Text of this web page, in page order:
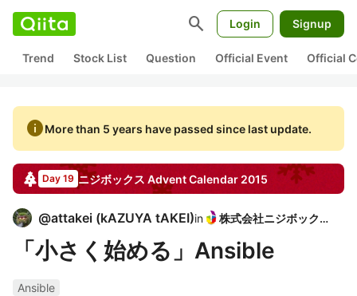
search Login Signup
Trend Stock List Question Official Event Official
infoMore than 5 years have passed since last update.
Day 19 ニジボックス Advent Calendar 2015
@attakei (kAZUYA tAKEI)in 株式会社ニジボックス
「小さく始める」Ansible
Ansible